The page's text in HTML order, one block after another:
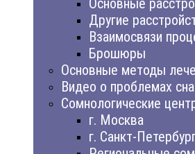
Другие
Взаимосвязи
Брошюры
Основные методы
Видео о проблемах сна
Сомнологические
г. Москва
г. Санкт-